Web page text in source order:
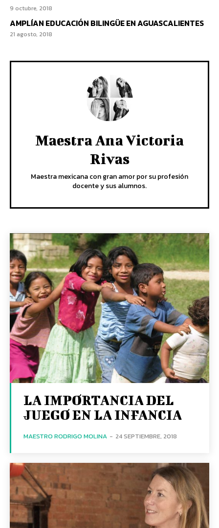
9 octubre, 2018
AMPLÍAN EDUCACIÓN BILINGÜE EN AGUASCALIENTES
21 agosto, 2018
Maestra Ana Victoria
Rivas
Maestra mexicana con gran amor por su profesión
docente y sus alumnos.
LA IMPORTANCIA DEL
JUEGO EN LA INFANCIA
MAESTRO RODRIGO MOLINA - 24 SEPTIEMBRE, 2018